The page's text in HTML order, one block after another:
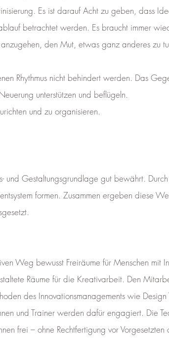
Es ist darauf Acht zu geben, dass
betrachtet werden. Es braucht immer
den Mut, etwas ganz anderes zu
Rhythmus nicht behindert werden. Das
unterstützen und beflügeln.
und zu organisieren.
und Gestaltungsgrundlage gut bewährt.
formen. Zusammen ergeben diese
Weg bewusst Freiräume für Menschen mit
Räume für die Kreativarbeit. Den
des Innovationsmanagements wie Design
und Trainer werden dafür engagiert. Die
frei – ohne Rechtfertigung vor